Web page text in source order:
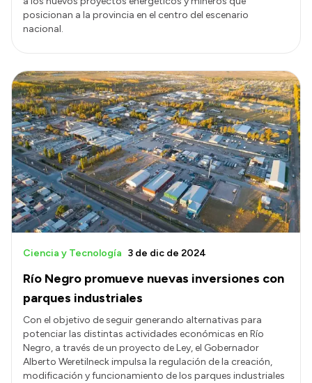
posicionan a la provincia en el centro del escenario
nacional.
Río Negro promueve nuevas inversiones con
parques industriales
Ciencia y Tecnología 3 de dic de 2024
Con el objetivo de seguir generando alternativas para
potenciar las distintas actividades económicas en Río
Negro, a través de un proyecto de Ley, el Gobernador
Alberto Weretilneck impulsa la regulación de la creación,
modificación y funcionamiento de los parques industriales